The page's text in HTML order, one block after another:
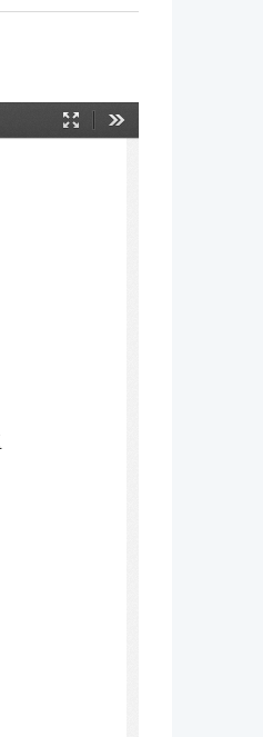
Način